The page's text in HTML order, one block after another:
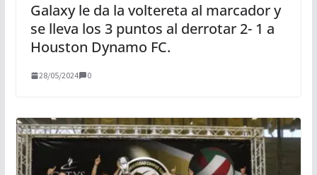
Galaxy le da la voltereta al marcador y
se lleva los 3 puntos al derrotar 2- 1 a
Houston Dynamo FC.
28/05/2024 0